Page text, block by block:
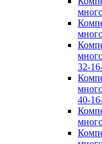
32-
40-